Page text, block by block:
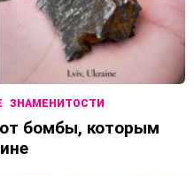
ЗНАМЕНИТОСТИ
бомбы, которым